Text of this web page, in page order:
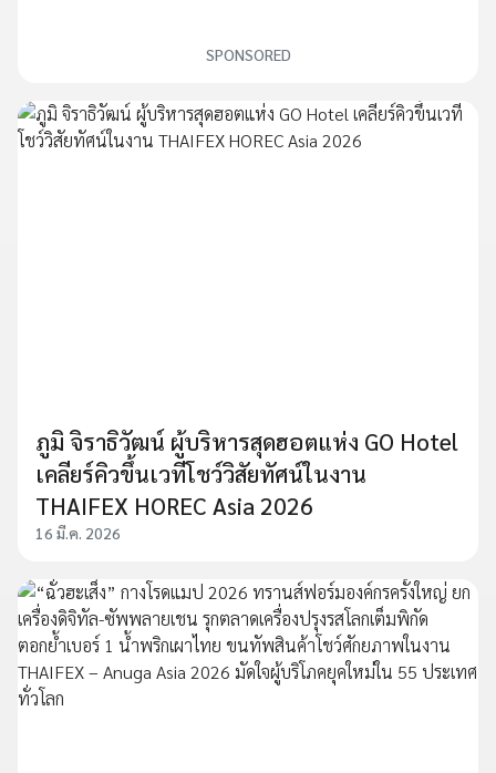
SPONSORED
ภูมิ จิราธิวัฒน์ ผู้บริหารสุดฮอตแห่ง GO Hotel
เคลียร์คิวขึ้นเวทีโชว์วิสัยทัศน์ในงาน
THAIFEX HOREC Asia 2026
16 มี.ค. 2026